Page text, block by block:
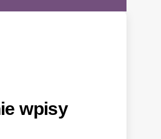
wpisy